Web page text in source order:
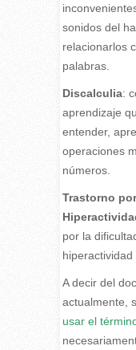
sonidos del
relacionarlos
palabras.
Discalculia:
aprendizaje
entender,
operaciones
números.
Trastorno
por la
hiperactividad
A decir del
actualmente,
usar el